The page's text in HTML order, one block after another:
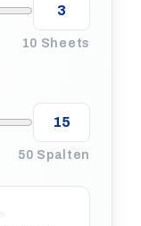
10 Sheets
50 Spalten